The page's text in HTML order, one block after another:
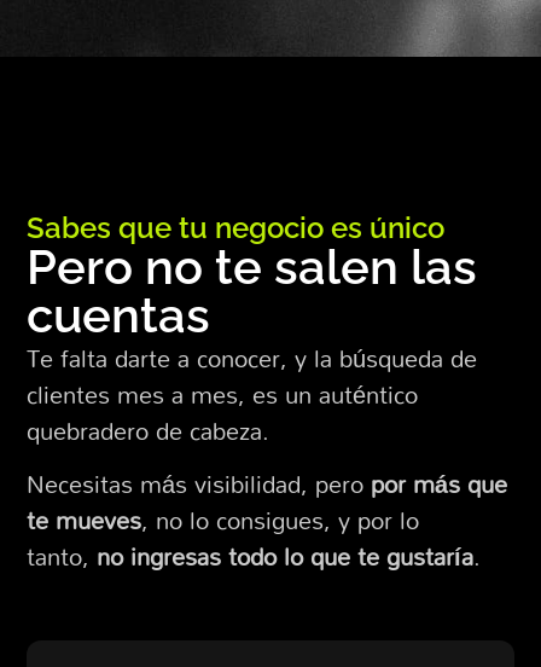
Sabes que tu negocio es único
Pero no te salen las
cuentas
Te falta darte a conocer, y la búsqueda de
clientes mes a mes, es un auténtico
quebradero de cabeza.
Necesitas más visibilidad, peropor más que
te mueves, no lo consigues, y por lo
tanto, no ingresas todo lo que te gustaría.